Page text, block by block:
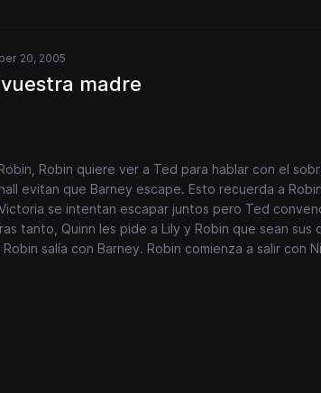
20, 2005
madre
Robin quiere ver a Ted para hablar con el
evitan que Barney escape. Esto recuerda a
se intentan escapar juntos pero Ted
tanto, Quinn les pide a Lily y Robin que sean sus
salía con Barney. Robin comienza a salir con